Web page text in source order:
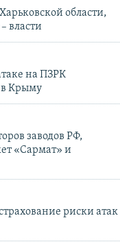
области,
власти
на ПЗРК
Крыму
заводов РФ,
«Сармат» и
риски атак